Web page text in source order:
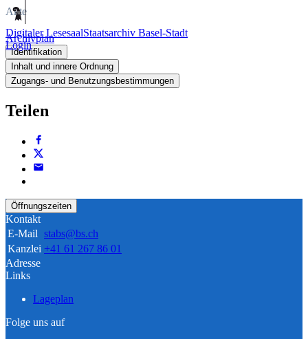
Digitaler LesesaalStaatsarchiv Basel-Stadt
Login
Akte
Archivplan
Identifikation
Inhalt und innere Ordnung
Zugangs- und Benutzungsbestimmungen
Teilen
Öffnungszeiten
Kontakt
E-Mail stabs@bs.ch
Kanzlei +41 61 267 86 01
Adresse
Links
Lageplan
Folge uns auf